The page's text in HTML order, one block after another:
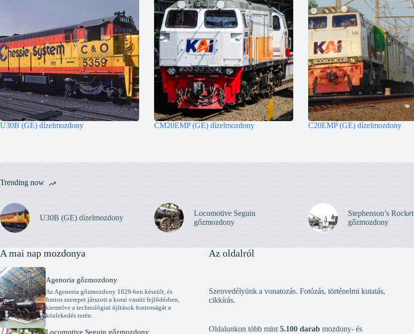
U30B (GE) dízelmozdony CM20EMP (GE) dízelmozdony C20EMP (GE) dízelmozdony
Trending now
U30B (GE) dízelmozdony
Locomotive Seguin
gőzmozdony
Stephenson’s Rocket
gőzmozdony
A mai nap mozdonya
Agenoria gőzmozdony
Az Agenoria gőzmozdony 1829-ben készült, és
fontos szerepet játszott a korai vasúti fejlődésben,
kiemelve a technológiai újítások fontosságát a
közlekedés terén.
Locomotive Seguin gőzmozdony
Az oldalról
Szenvedélyünk a vonatozás. Fotózás, történelmi kutatás,
cikkírás.
Oldalunkon több mint 5.100 darabmozdony- és